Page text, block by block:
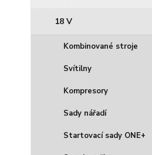
18 V
Kombinované stroje
Svítilny
Kompresory
Sady nářadí
Startovací sady ONE+